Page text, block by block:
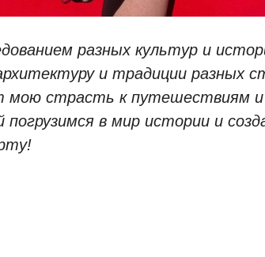
разных культур и
и традиции разных
мою страсть к путешествиям и
погрузимся в мир истории и